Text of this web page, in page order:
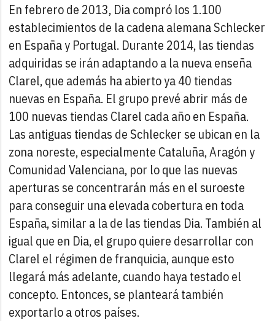
En febrero de 2013, Dia compró los 1.100
establecimientos de la cadena alemana Schlecker
en España y Portugal. Durante 2014, las tiendas
adquiridas se irán adaptando a la nueva enseña
Clarel, que además ha abierto ya 40 tiendas
nuevas en España. El grupo prevé abrir más de
100 nuevas tiendas Clarel cada año en España.
Las antiguas tiendas de Schlecker se ubican en la
zona noreste, especialmente Cataluña, Aragón y
Comunidad Valenciana, por lo que las nuevas
aperturas se concentrarán más en el suroeste
para conseguir una elevada cobertura en toda
España, similar a la de las tiendas Dia. También al
igual que en Dia, el grupo quiere desarrollar con
Clarel el régimen de franquicia, aunque esto
llegará más adelante, cuando haya testado el
concepto. Entonces, se planteará también
exportarlo a otros países.